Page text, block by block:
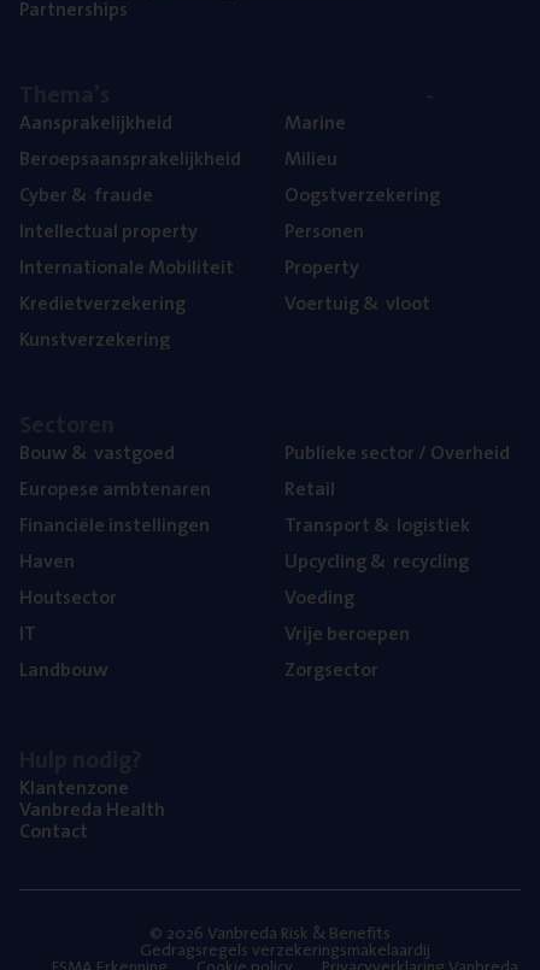
Part­ner­ships
Aan­spra­ke­lijk­heid
Beroeps­aan­spra­ke­lijk­heid
Cyber& fraude
Intel­lec­tu­al property
Inter­na­ti­o­na­le Mobiliteit
Kre­diet­ver­ze­ke­ring
Kunst­ver­ze­ke­ring
Mari­ne
Mili­eu
Oogst­ver­ze­ke­ring
Per­so­nen
Pro­per­ty
Voer­tuig& vloot
Bouw& vastgoed
Euro­pe­se ambtenaren
Finan­ci­ë­le instellingen
Haven
Hout­sec­tor
IT
Land­bouw
Publie­ke sec­tor / Overheid
Retail
Trans­port& logistiek
Upcy­cling& recycling
Voe­ding
Vrije beroe­pen
Zorg­sec­tor
Klan­ten­zo­ne
Van­b­re­da Health
Con­tact
© 2026 Vanbreda Risk & Benefits
Gedragsregels verzekeringsmakelaardij